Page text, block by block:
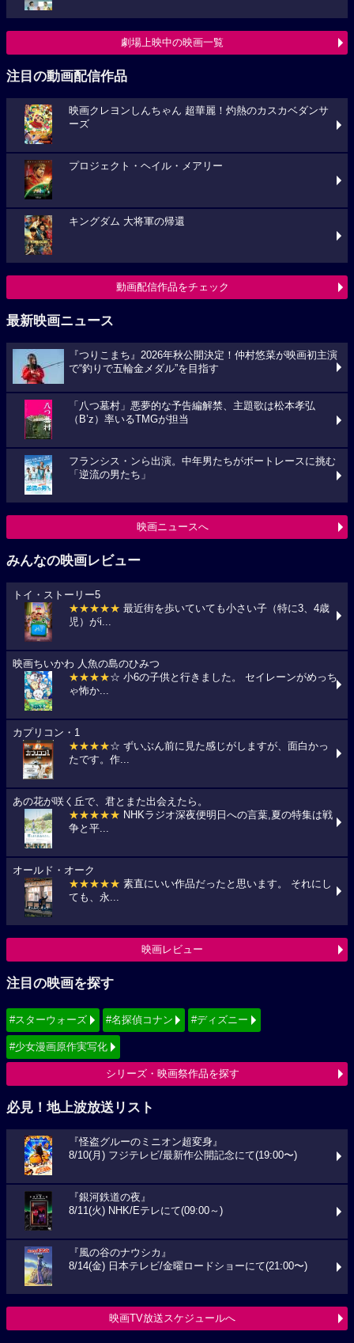
劇場上映中の映画一覧
注目の動画配信作品
映画クレヨンしんちゃん 超華麗！灼熱のカスカベダンサ
ーズ
プロジェクト・ヘイル・メアリー
キングダム 大将軍の帰還
動画配信作品をチェック
最新映画ニュース
『つりこまち』2026年秋公開決定！仲村悠菜が映画初主演
で“釣りで五輪金メダル”を目指す
「八つ墓村」悪夢的な予告編解禁、主題歌は松本孝弘
（B’z）率いるTMGが担当
フランシス・ンら出演。中年男たちがボートレースに挑む
「逆流の男たち」
映画ニュースへ
みんなの映画レビュー
トイ・ストーリー5
★★★★★ 最近街を歩いていても小さい子（特に3、4歳
児）がi...
映画ちいかわ 人魚の島のひみつ
★★★★☆ 小6の子供と行きました。 セイレーンがめっち
ゃ怖か...
カプリコン・1
★★★★☆ ずいぶん前に見た感じがしますが、面白かっ
たです。作...
あの花が咲く丘で、君とまた出会えたら。
★★★★★ NHKラジオ深夜便明日への言葉,夏の特集は戦
争と平...
オールド・オーク
★★★★★ 素直にいい作品だったと思います。 それにし
ても、永...
映画レビュー
注目の映画を探す
#スターウォーズ #名探偵コナン #ディズニー
#少女漫画原作実写化
シリーズ・映画祭作品を探す
必見！地上波放送リスト
『怪盗グルーのミニオン超変身』
8/10(月) フジテレビ/最新作公開記念にて(19:00〜)
『銀河鉄道の夜』
8/11(火) NHK/Eテレにて(09:00～)
『風の谷のナウシカ』
8/14(金) 日本テレビ/金曜ロードショーにて(21:00〜)
映画TV放送スケジュールへ